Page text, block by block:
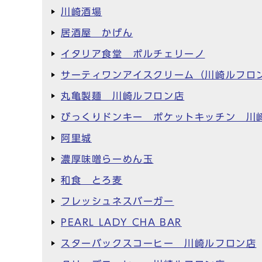
川崎酒場
居酒屋 かげん
イタリア食堂 ポルチェリーノ
サーティワンアイスクリーム（川崎ルフロ
丸亀製麺 川崎ルフロン店
びっくりドンキー ポケットキッチン 川
阿里城
濃厚味噌らーめん玉
和食 とろ麦
フレッシュネスバーガー
PEARL LADY CHA BAR
スターバックスコーヒー 川崎ルフロン店